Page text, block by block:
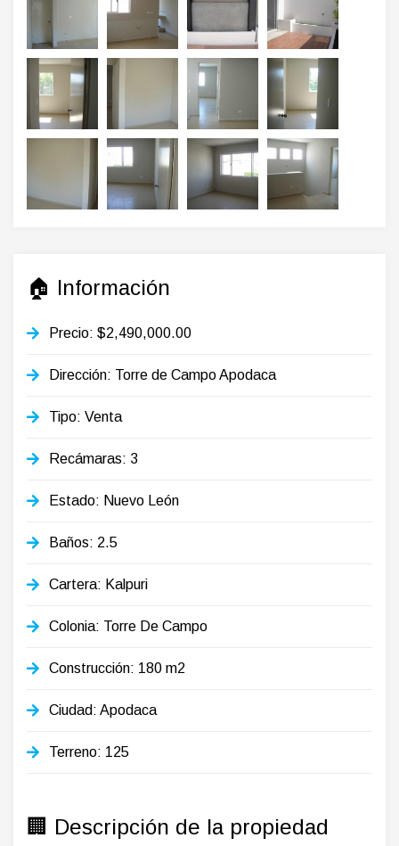
🏠 Información
Precio: $2,490,000.00
Dirección: Torre de Campo Apodaca
Tipo: Venta
Recámaras: 3
Estado: Nuevo León
Baños: 2.5
Cartera: Kalpuri
Colonia: Torre De Campo
Construcción: 180 m2
Ciudad: Apodaca
Terreno: 125
🏢 Descripción de la propiedad